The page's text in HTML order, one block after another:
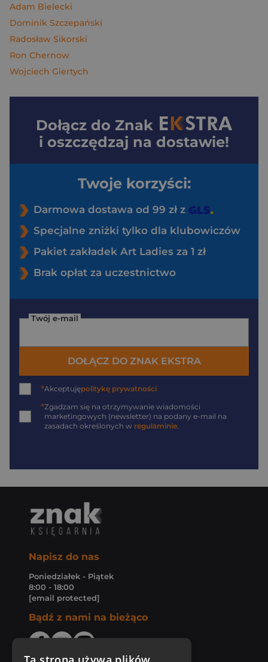
Adam Bielecki
Dominik Szczepański
Radosław Sikorski
Ron Chernow
Wojciech Giertych
Dołącz do Znak
i oszczędzaj na dostawie!
Twoje korzyści:
Darmowa dostawa od 99 zł z
Specjalne zniżki tylko dla klubowiczów
Pakiet zakładek Art Ladies za 1 zł
Brak opłat za uczestnictwo
Twój e-mail
DOŁĄCZ DO ZNAK EKSTRA
*Akceptujępolitykę prywatności
*Zgadzam się na otrzymywanie wiadomości
marketingowych (newsletter) na podany e-mail na
zasadach określonych w regulaminie.
Napisz do nas
Poniedziałek - Piątek
8:00 - 18:00
[email protected]
Bądź z nami na bieżąco